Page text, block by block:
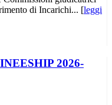
di Incarichi... [leggi
2026-